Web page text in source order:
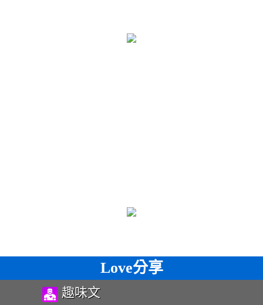
Love分享
趣味文